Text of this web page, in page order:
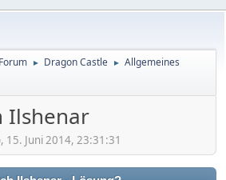
► Dragon Castle ► Allgemeines
Ilshenar
Juni 2014, 23:31:31